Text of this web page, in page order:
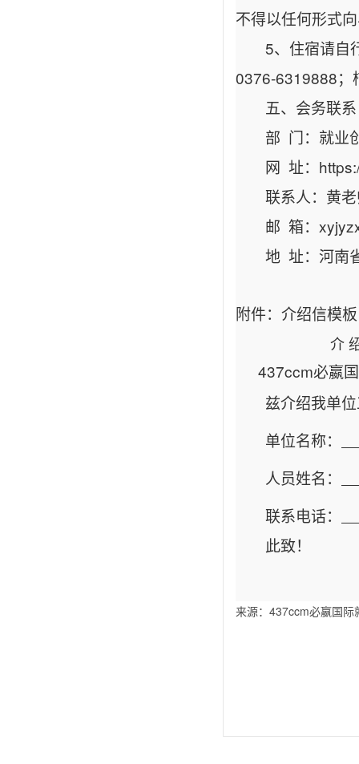
不得以任何形式
5、住宿请自
0376-6319888；
五、会务联
部 门：就业
网 址：
联系人：黄
邮 箱：
地 址：河南
附件：介绍信模板
介
437ccm必嬴
兹介绍我单
单位名称：
人员姓名：
联系电话：
此致！
来源：437ccm必嬴国际